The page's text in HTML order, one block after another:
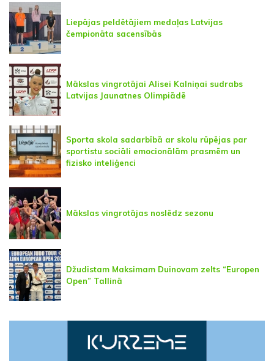
Liepājas peldētājiem medaļas Latvijas
čempionāta sacensībās
Mākslas vingrotājai Alisei Kalniņai sudrabs
Latvijas Jaunatnes Olimpiādē
Sporta skola sadarbībā ar skolu rūpējas par
sportistu sociāli emocionālām prasmēm un
fizisko inteliģenci
Mākslas vingrotājas noslēdz sezonu
Džudistam Maksimam Duinovam zelts “Europen
Open” Tallinā